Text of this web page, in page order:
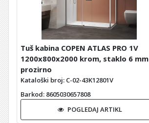
Tuš kabina COPEN ATLAS PRO 1V
1200x800x2000 krom, staklo 6 mm
prozirno
Kataloški broj: C-02-43K12801V
Barkod: 8605030657808
POGLEDAJ ARTIKL